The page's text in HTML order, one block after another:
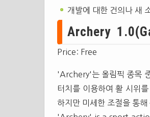
개발에 대한 건의나 새
Archery
Price: Free
'Archery'는 올림픽 종목
터치를 이용하여 활 시위
하지만 미세한 조절을 통